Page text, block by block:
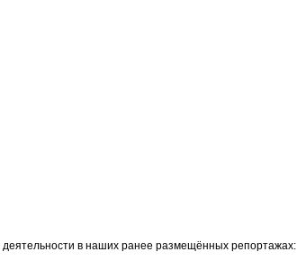
в наших ранее размещённых репортажах: